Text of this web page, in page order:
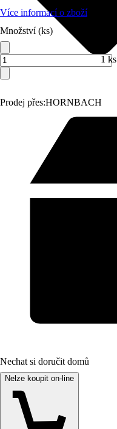
Prodej přes:HORNBACH
Více informací o zboží
Množství (ks)
1 ks
Nechat si doručit domů
Nelze koupit on-line